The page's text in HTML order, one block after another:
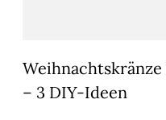
– 3 DIY-Ideen